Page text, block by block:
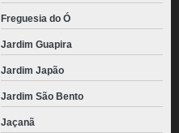
Freguesia do Ó
Jardim Guapira
Jardim Japão
Jardim São Bento
Jaçanã